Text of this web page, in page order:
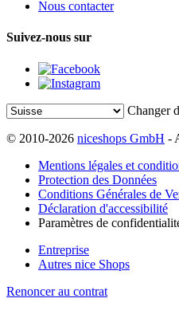
Nous contacter
Suivez-nous sur
Changer
© 2010-2026 niceshops GmbH -
Mentions légales et
Protection des Données
Conditions Générales de
Déclaration d'accessibilité
Paramètres de
Entreprise
Autres nice Shops
Renoncer au contrat